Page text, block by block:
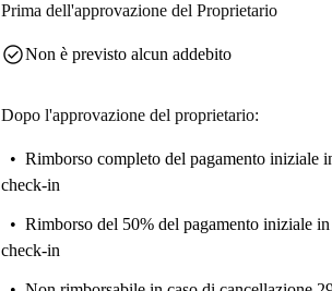
Prima dell'approvazione del Proprietario
check_circleNon è previsto alcun addebito
Dopo l'approvazione del proprietario:
Rimborso completo del pagamento iniziale
check-in
Rimborso del 50% del pagamento iniziale in
check-in